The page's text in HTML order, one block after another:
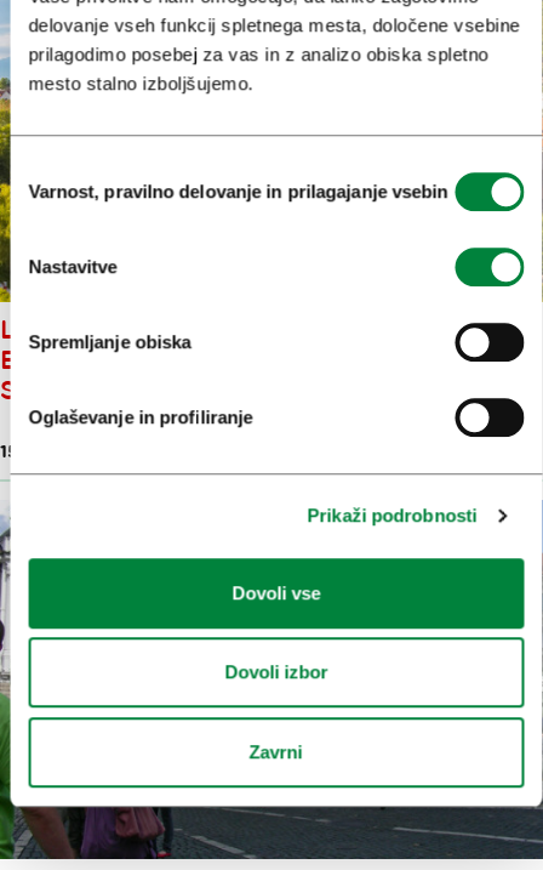
delovanje vseh funkcij spletnega mesta, določene vsebine
prilagodimo posebej za vas in z analizo obiska spletno
mesto stalno izboljšujemo.
soglasja
Varnost, pravilno delovanje in prilagajanje vsebin
Nastavitve
Spremljanje obiska
Oglaševanje in profiliranje
Prikaži podrobnosti
Dovoli vse
Dovoli izbor
Zavrni
LJUBLJANA JE NAJBOLJŠA
EVROPSKA DESTINACIJA ZA
SPOMLADANSKI ODDIH
15. apr. 2025